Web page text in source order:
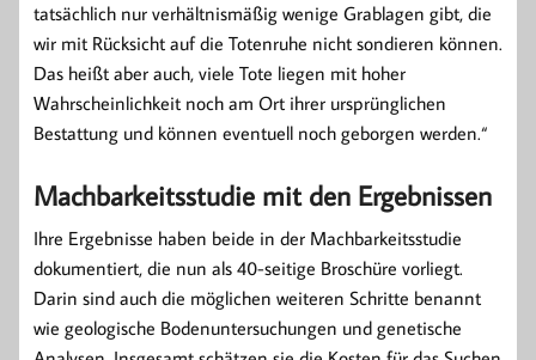
tatsächlich nur verhältnismäßig wenige Grablagen gibt, die
wir mit Rücksicht auf die Totenruhe nicht sondieren können.
Das heißt aber auch, viele Tote liegen mit hoher
Wahrscheinlichkeit noch am Ort ihrer ursprünglichen
Bestattung und können eventuell noch geborgen werden.“
Machbarkeitsstudie mit den Ergebnissen
Ihre Ergebnisse haben beide in der Machbarkeitsstudie
dokumentiert, die nun als 40-seitige Broschüre vorliegt.
Darin sind auch die möglichen weiteren Schritte benannt
wie geologische Bodenuntersuchungen und genetische